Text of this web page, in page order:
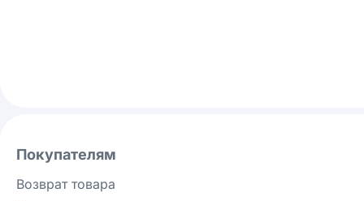
Покупателям
Возврат товара